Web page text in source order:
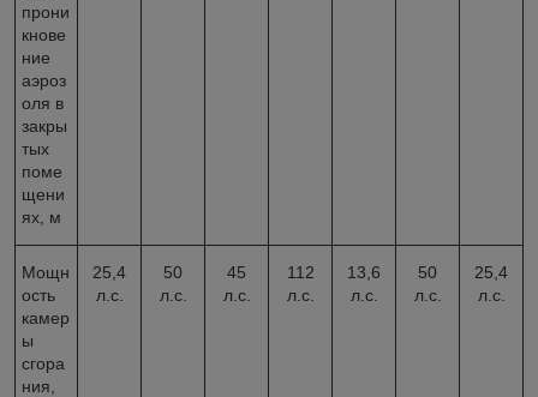
прони
кнове
ние
аэроз
оля в
закры
тых
поме
щени
ях, м
Мощн
ость
камер
ы
сгора
ния,
25,4
л.с.
50
л.с.
45
л.с.
112
л.с.
13,6
л.с.
50
л.с.
25,4
л.с.